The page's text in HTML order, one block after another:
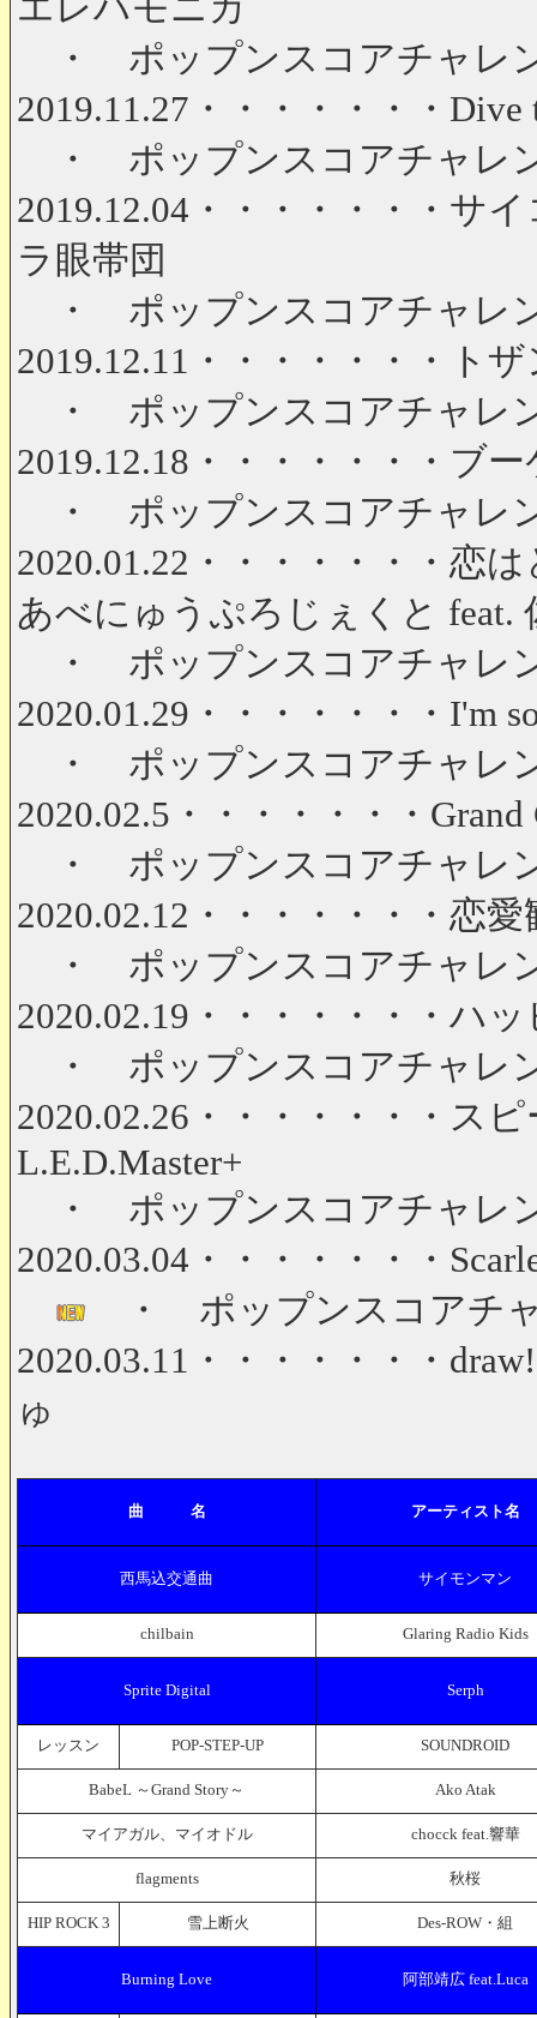
エレハモニカ
・ ポップンスコアチャレン
2019.11.27・・・・・・・
・ ポップンスコアチャレン
2019.12.04・・・・・・・サ
ラ眼帯団
・ ポップンスコアチャレン
2019.12.11・・・・・・・ト
・ ポップンスコアチャレン
2019.12.18・・・・・・・ブ
・ ポップンスコアチャレン
2020.01.22・・・・・・・恋
あべにゅうぷろじぇくと feat.
・ ポップンスコアチャレン
2020.01.29・・・・・・・I'm
・ ポップンスコアチャレン
2020.02.5・・・・・・・
・ ポップンスコアチャレン
2020.02.12・・・・・・・恋
・ ポップンスコアチャレン
2020.02.19・・・・・・・ハッ
・ ポップンスコアチャレン
2020.02.26・・・・・・・ス
L.E.D.Master+
・ ポップンスコアチャレン
2020.03.04・・・・・・・
・ ポップンスコアチャ
2020.03.11・・・・・・・
ゅ
曲 名 アーティスト名
西馬込交通曲 サイモンマン
chilbain Glaring Radio Kids
Sprite Digital Serph
レッスン POP-STEP-UP SOUNDROID
BabeL ～Grand Story～ Ako Atak
マイアガル、マイオドル chocck feat.響華
flagments 秋桜
HIP ROCK 3 雪上断火 Des-ROW・組
Burning Love 阿部靖広 feat.Luca